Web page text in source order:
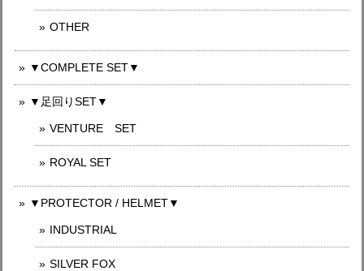
OTHER
▼COMPLETE SET▼
▼足回りSET▼
VENTURE SET
ROYAL SET
▼PROTECTOR / HELMET▼
INDUSTRIAL
SILVER FOX